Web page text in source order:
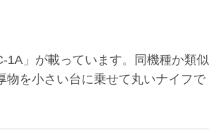
1A」が載っています。同機種か類似
を小さい台に乗せて丸いナイフで